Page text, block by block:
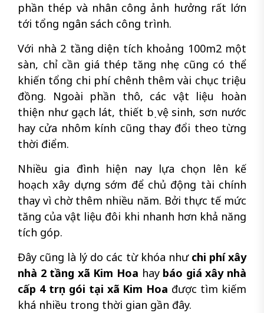
phần thép và nhân công ảnh hưởng rất lớn
tới tổng ngân sách công trình.
Với nhà 2 tầng diện tích khoảng 100m2 một
sàn, chỉ cần giá thép tăng nhẹ cũng có thể
khiến tổng chi phí chênh thêm vài chục triệu
đồng. Ngoài phần thô, các vật liệu hoàn
thiện như gạch lát, thiết bị vệ sinh, sơn nước
hay cửa nhôm kính cũng thay đổi theo từng
thời điểm.
Nhiều gia đình hiện nay lựa chọn lên kế
hoạch xây dựng sớm để chủ động tài chính
thay vì chờ thêm nhiều năm. Bởi thực tế mức
tăng của vật liệu đôi khi nhanh hơn khả năng
tích góp.
Đây cũng là lý do các từ khóa như chi phí xây
nhà 2 tầng xã Kim Hoa hay báo giá xây nhà
cấp 4 trọn gói tại xã Kim Hoa được tìm kiếm
khá nhiều trong thời gian gần đây.